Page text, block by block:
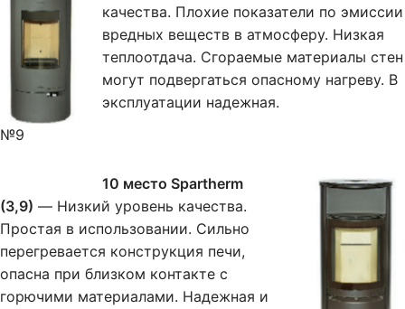
№9
качества. Плохие показатели по эмиссии
вредных веществ в атмосферу. Низкая
теплоотдача. Сгораемые материалы стен
могут подвергаться опасному нагреву. В
эксплуатации надежная.
10 место Spartherm
(3,9) — Низкий уровень качества.
Простая в использовании. Сильно
перегревается конструкция печи,
опасна при близком контакте с
горючими материалами. Надежная и